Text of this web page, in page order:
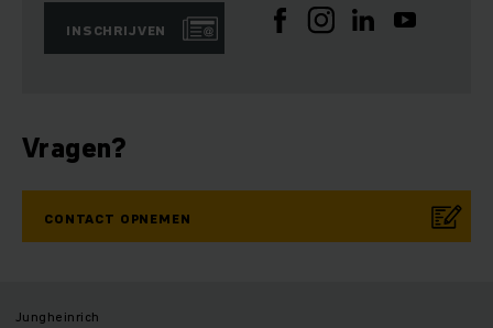
INSCHRIJVEN
Vragen?
CONTACT OPNEMEN
Jungheinrich